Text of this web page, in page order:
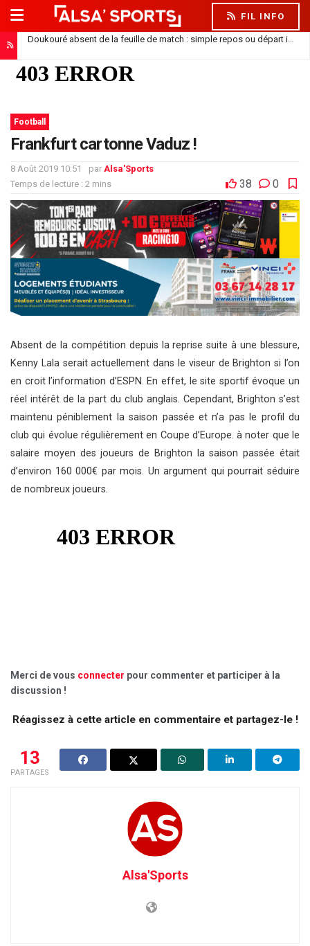
FIL INFO
Doukouré absent de la feuille de match : simple repos ou départ imminent ?
Football
Frankfurt cartonne Vaduz !
8 Août 2019 10:51 par Alsa'Sports
Temps de lecture : 2 mins
38 0
Absent de la compétition depuis la reprise suite à une blessure,
Kenny Lala serait actuellement dans le viseur de Brighton si l’on
en croit l’information d’ESPN. En effet, le site sportif évoque un
réel intérêt de la part du club anglais. Cependant, Brighton s’est
maintenu péniblement la saison passée et n’a pas le profil du
club qui évolue régulièrement en Coupe d’Europe. à noter que le
salaire moyen des joueurs de Brighton la saison passée était
d’environ 160 000€ par mois. Un argument qui pourrait séduire
de nombreux joueurs.
Merci de vous connecter pour commenter et participer à la
discussion !
Réagissez à cette article en commentaire et partagez-le !
13
PARTAGES
Alsa'Sports